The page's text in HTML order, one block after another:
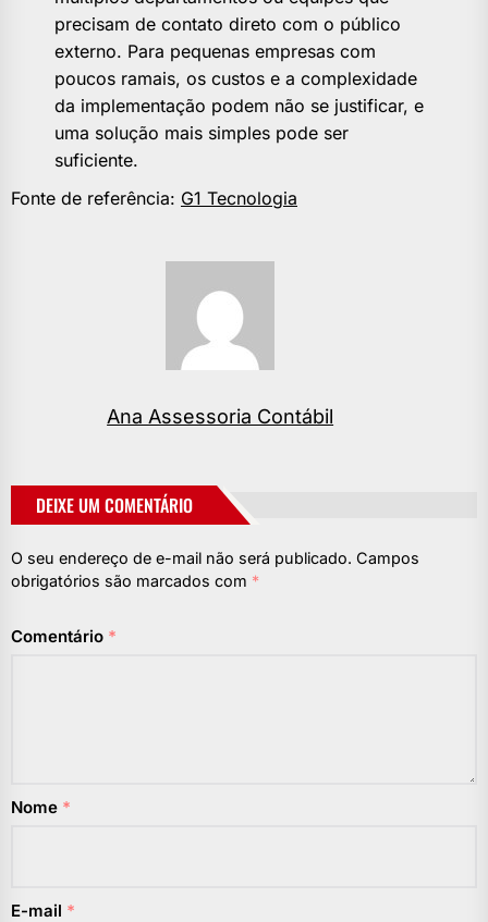
precisam de contato direto com o público
externo. Para pequenas empresas com
poucos ramais, os custos e a complexidade
da implementação podem não se justificar, e
uma solução mais simples pode ser
suficiente.
Fonte de referência: G1 Tecnologia
Ana Assessoria Contábil
DEIXE UM COMENTÁRIO
O seu endereço de e-mail não será publicado. Campos
obrigatórios são marcados com *
Comentário *
Nome *
E-mail *